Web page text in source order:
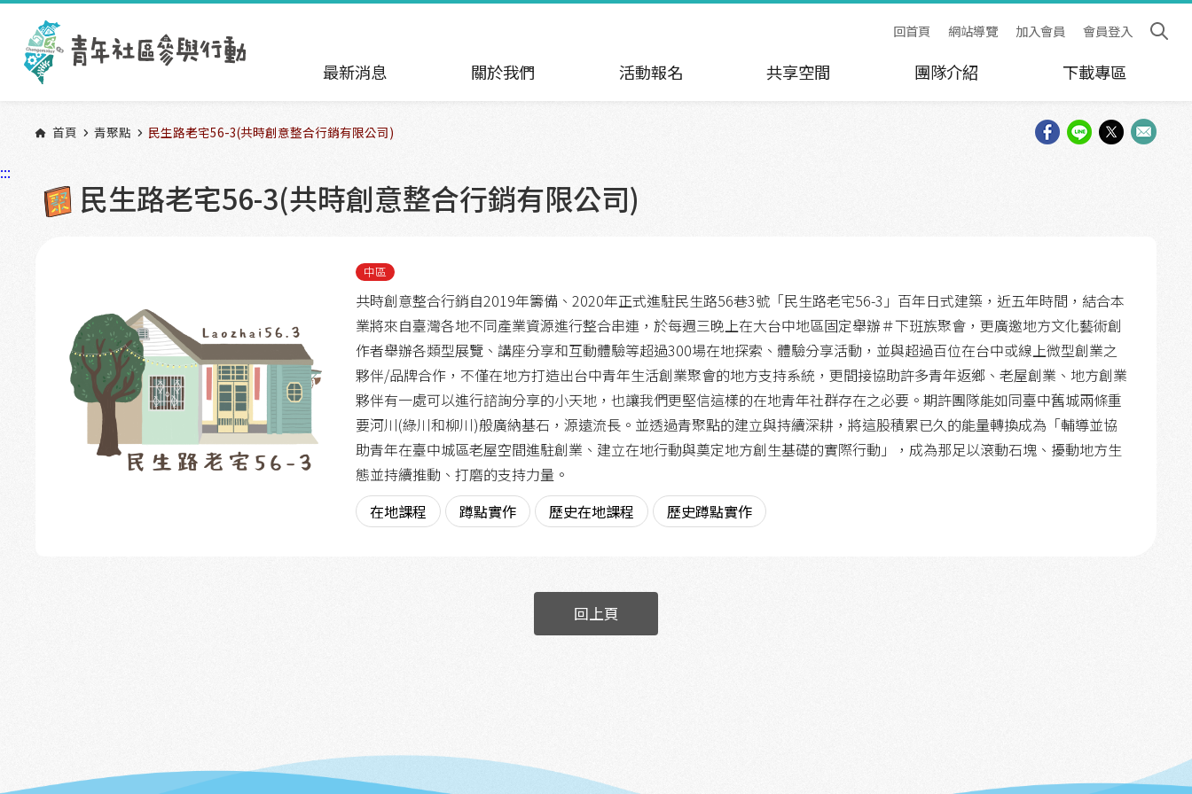
跳到主要內容區塊
回首頁 網站導覽 加入會員 會員登入
最新消息 關於我們 活動報名 共享空間 團隊介紹 下載專區
首頁 青聚點 民生路老宅56-3(共時創意整合行銷有限公司)
:::
民生路老宅56-3(共時創意整合行銷有限公司)
中區
共時創意整合行銷自2019年籌備、2020年正式進駐民生路56巷3號「民生路老宅56-3」百年日式建築，近五年時間，結合本
業將來自臺灣各地不同產業資源進行整合串連，於每週三晚上在大台中地區固定舉辦＃下班族聚會，更廣邀地方文化藝術創
作者舉辦各類型展覽、講座分享和互動體驗等超過300場在地探索、體驗分享活動，並與超過百位在台中或線上微型創業之
夥伴/品牌合作，不僅在地方打造出台中青年生活創業聚會的地方支持系統，更間接協助許多青年返鄉、老屋創業、地方創業
夥伴有一處可以進行諮詢分享的小天地，也讓我們更堅信這樣的在地青年社群存在之必要。期許團隊能如同臺中舊城兩條重
要河川(綠川和柳川)般廣納基石，源遠流長。並透過青聚點的建立與持續深耕，將這股積累已久的能量轉換成為「輔導並協
助青年在臺中城區老屋空間進駐創業、建立在地行動與奠定地方創生基礎的實際行動」，成為那足以滾動石塊、擾動地方生
態並持續推動、打磨的支持力量。
在地課程
蹲點實作 歷史在地課程 歷史蹲點實作
回上頁